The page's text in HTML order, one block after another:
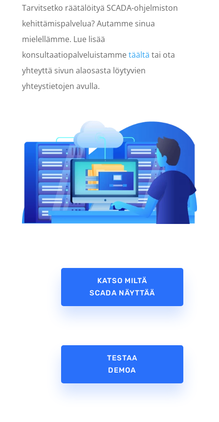
Tarvitsetko räätälöityä SCADA-ohjelmiston
kehittämispalvelua? Autamme sinua
mielellämme. Lue lisää
konsultaatiopalveluistammetäältä tai ota
yhteyttä sivun alaosasta löytyvien
yhteystietojen avulla.
KATSO MILTÄ
SCADA NÄYTTÄÄ
TESTAA
DEMOA